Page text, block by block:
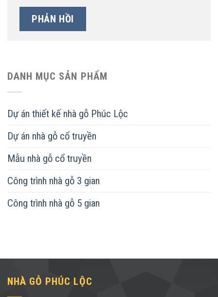
DANH MỤC SẢN PHẨM
Dự án thiết kế nhà gỗ Phúc Lộc
Dự án nhà gỗ cổ truyền
Mẫu nhà gỗ cổ truyền
Công trình nhà gỗ 3 gian
Công trình nhà gỗ 5 gian
NHÀ GỖ PHÚC LỘC